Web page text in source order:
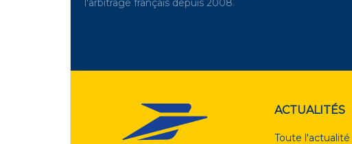
l'arbitrage français depuis 2008.
ACTUALITÉS
Toute l'actualité